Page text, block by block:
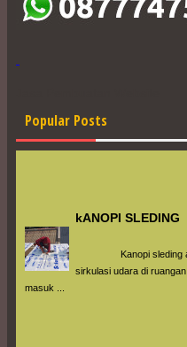
Popular Posts
kANOPI SLEDING
Kanopi sleding
sirkulasi udara di
masuk ...